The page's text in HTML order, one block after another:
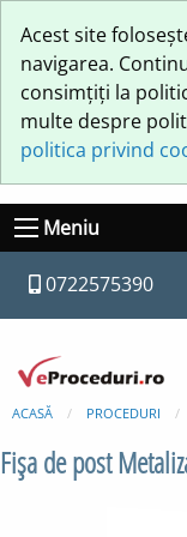
Acest site
navigarea.
consimțiți la
multe despre
politica privind
Meniu
0722575390
ACASĂ PROCEDURI
Fişa de post